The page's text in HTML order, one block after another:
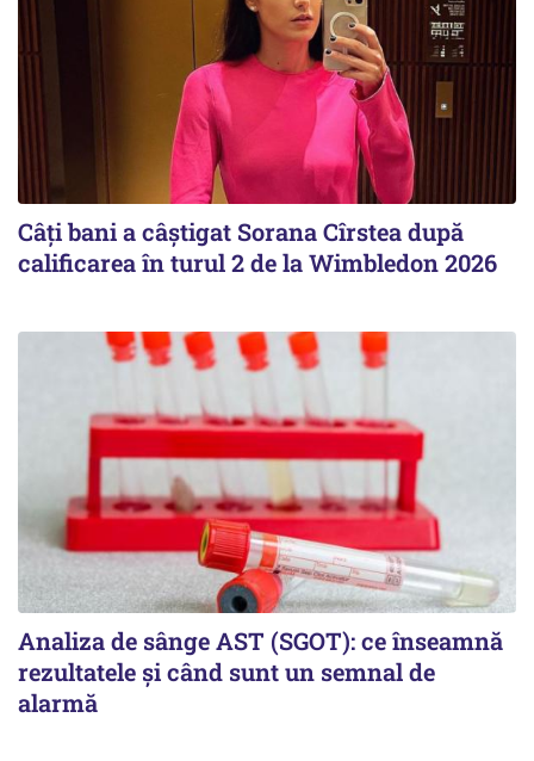
Câți bani a câștigat Sorana Cîrstea după
calificarea în turul 2 de la Wimbledon 2026
Analiza de sânge AST (SGOT): ce înseamnă
rezultatele și când sunt un semnal de
alarmă